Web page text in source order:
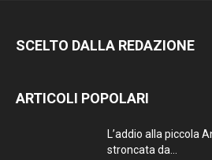
SCELTO DALLA REDAZIONE
ARTICOLI POPOLARI
L’addio alla piccola
stroncata da...